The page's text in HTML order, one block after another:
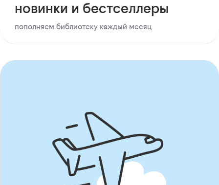
новинки и бестселлеры
пополняем библиотеку каждый месяц